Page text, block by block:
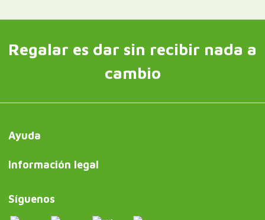
Regalar es dar sin recibir nada a
cambio
Ayuda
Información legal
Síguenos